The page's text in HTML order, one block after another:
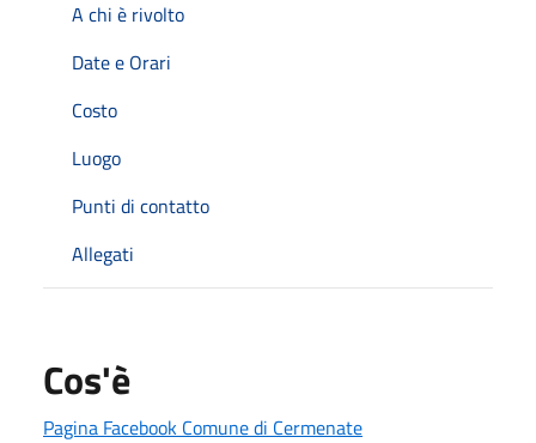
A chi è rivolto
Date e Orari
Costo
Luogo
Punti di contatto
Allegati
Cos'è
Pagina Facebook Comune di Cermenate